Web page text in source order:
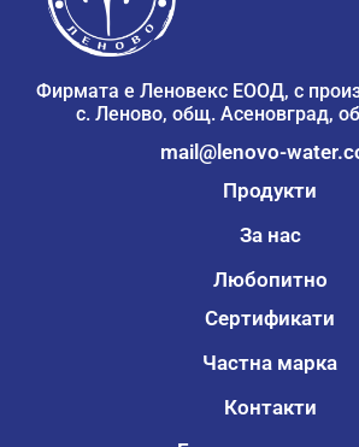
Фирмата е Леновекс ЕООД, с
с. Леново, общ. Асеновград,
mail@lenovo-
Продукти
За нас
Любопитно
Сертификати
Частна марка
Контакти